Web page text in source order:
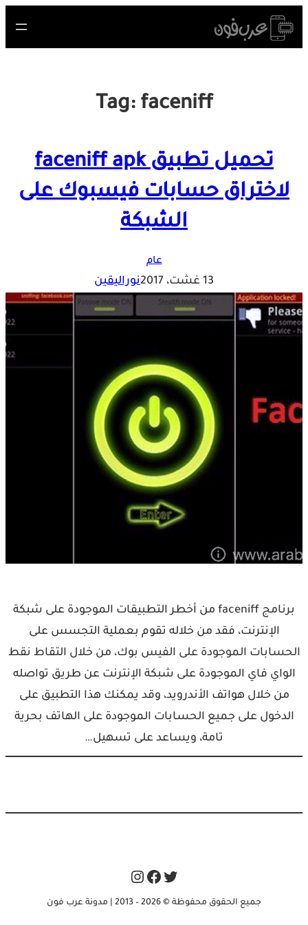
Skip
to
Tag: faceniff
تحميل تطبيق faceniff apk
لاختراق حسابات فيسبوك على
الشبكة
عام
13 غشت، 2017 نوراليقين
برنامج faceniff من أخطر التطبيقات الموجودة على شبكة
الإنترنت، فقد من خلاله تقوم بعملية التجسس على
الحسابات الموجودة على الفيس بوك، من خلال التقاط نقط
الواي فاي الموجودة على شبكة الإنترنت عن طريق تواصله
من خلال هواتف الأندرويد، وقد يمكنك هذا التطبيق على
الدخول على جميع الحسابات الموجودة على الهاتف بحرية
تامة، ويساعد على تسهيل…
Twitter
Facebook
Instagram
جميع الحقوق محفوظة © 2026 – 2013 | مدونة عرب فون